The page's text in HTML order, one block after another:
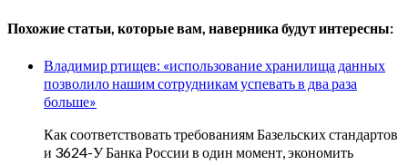
Похожие статьи, которые вам, наверника будут интересны:
Владимир ртищев: «использование хранилища данных
позволило нашим сотрудникам успевать в два раза
больше»
Как соответствовать требованиям Базельских стандартов
и 3624-У Банка России в один момент, экономить